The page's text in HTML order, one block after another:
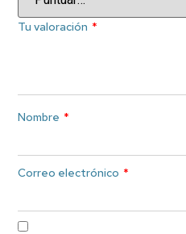
Tu valoración *
Nombre *
Correo electrónico *